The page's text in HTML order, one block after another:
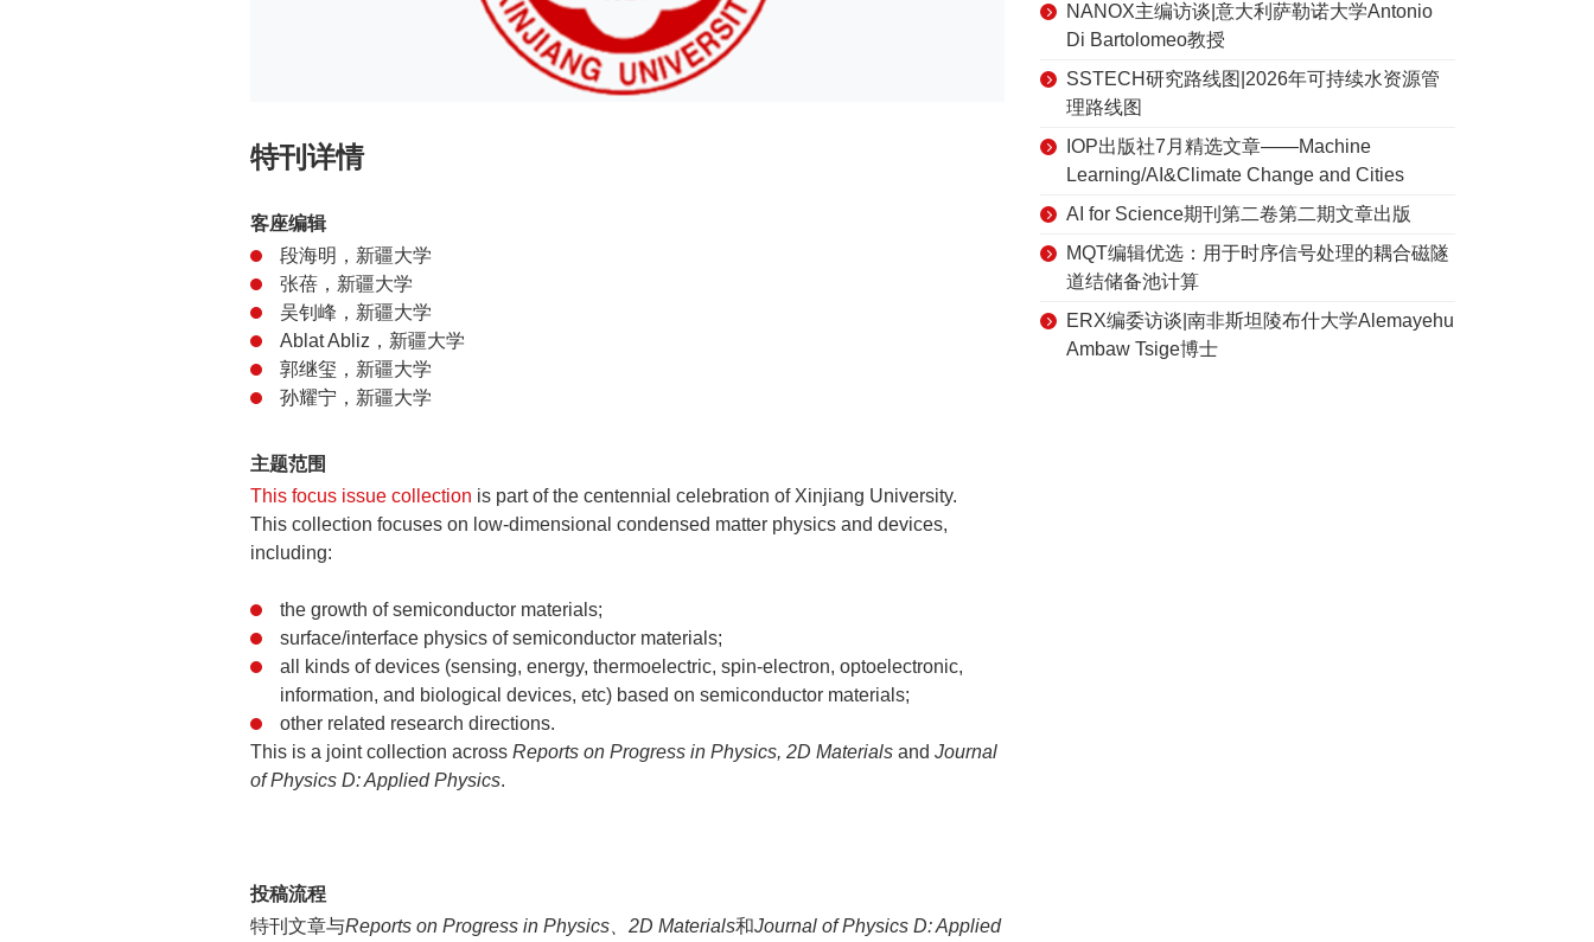
特刊详情
客座编辑
段海明，新疆大学
张蓓，新疆大学
吴钊峰，新疆大学
Ablat Abliz，新疆大学
郭继玺，新疆大学
孙耀宁，新疆大学
主题范围
This focus issue collection is part of the centennial celebration of Xinjiang University.
This collection focuses on low-dimensional condensed matter physics and devices,
including:
the growth of semiconductor materials;
surface/interface physics of semiconductor materials;
all kinds of devices (sensing, energy, thermoelectric, spin-electron, optoelectronic,
information, and biological devices, etc) based on semiconductor materials;
other related research directions.
This is a joint collection across Reports on Progress in Physics, 2D Materials and Journal
of Physics D: Applied Physics.
投稿流程
特刊文章与Reports on Progress in Physics、2D Materials和Journal of Physics D: Applied
NANOX主编访谈|意大利萨勒诺大学Antonio
Di Bartolomeo教授
SSTECH研究路线图|2026年可持续水资源管
理路线图
IOP出版社7月精选文章——Machine
Learning/AI&Climate Change and Cities
AI for Science期刊第二卷第二期文章出版
MQT编辑优选：用于时序信号处理的耦合磁隧
道结储备池计算
ERX编委访谈|南非斯坦陵布什大学Alemayehu
Ambaw Tsige博士